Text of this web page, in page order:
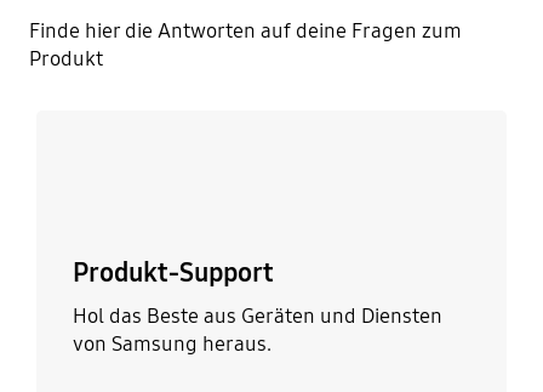
Finde hier die Antworten auf deine Fragen zum
Produkt
Produkt-Support
Hol das Beste aus Geräten und Diensten
von Samsung heraus.